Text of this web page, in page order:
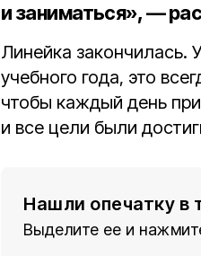
и заниматься», —
Линейка закончилась.
учебного года, это
чтобы каждый день
и все цели были
Нашли опечатку в
Выделите ее и